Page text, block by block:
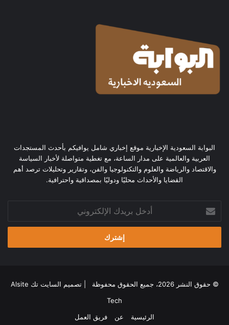
البوابة السعودية الإخبارية موقع إخباري شامل يوافيكم بأحدث المستجدات
العربية والعالمية على مدار الساعة، مع تغطية متواصلة لأخبار السياسة
والاقتصاد والرياضة والعلوم والتكنولوجيا والفن، وتقارير وتحليلات ترصد أهم
القضايا والأحداث محليًا ودوليًا بمصداقية واحترافية.
بريدك
الإلكتروني
© حقوق النشر 2026، جميع الحقوق محفوظة | تصميم
السايت تك Alsite
Tech
الرئيسية
عن فريق العمل